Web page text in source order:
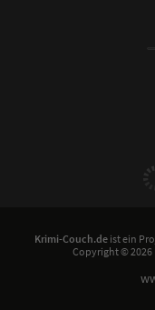
Krimi-Couch.de ist ein
Copyright © 2026